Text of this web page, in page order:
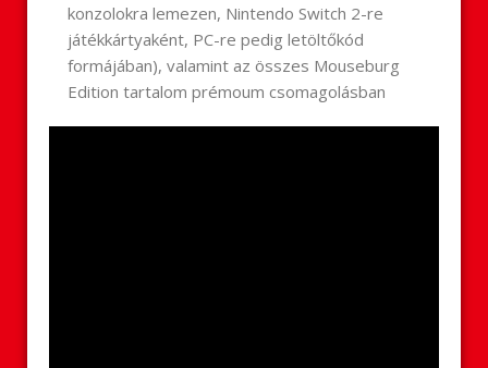
konzolokra lemezen, Nintendo Switch 2-re
játékkártyaként, PC-re pedig letöltőkód
formájában), valamint az összes Mouseburg
Edition tartalom prémoum csomagolásban